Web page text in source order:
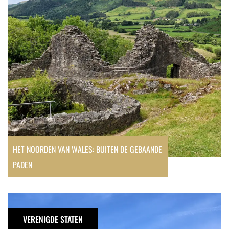
buiten
de
gebaande
paden
HET NOORDEN VAN WALES: BUITEN DE GEBAANDE
PADEN
VERENIGDE STATEN